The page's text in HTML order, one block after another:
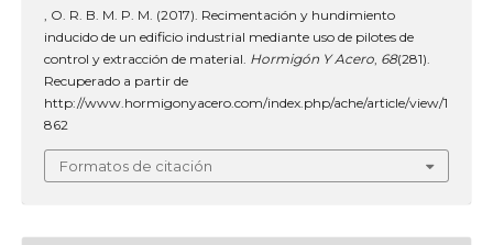
, O. R. B. M. P. M. (2017). Recimentación y hundimiento
inducido de un edificio industrial mediante uso de pilotes de
control y extracción de material. Hormigón Y Acero 68(281).
Recuperado a partir de
http://www.hormigonyacero.com/index.php/ache/article/view/1
862
Formatos de citación